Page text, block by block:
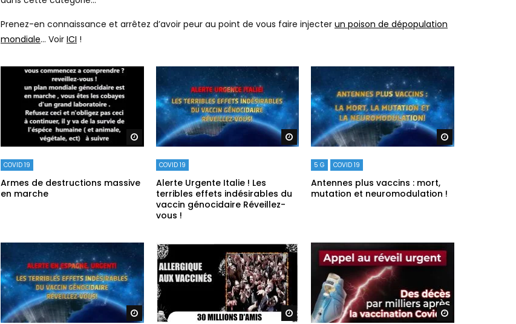
Prenez-en connaissance et arrêtez d’avoir peur au point de vous faire injecter un poison de dépopulation
mondiale… Voir ICI !
Regarder plus tard
COVID 19
Armes de destructions massive
en marche
Regarder plus tard
COVID 19
Alerte Urgente Italie ! Les
terribles effets indésirables du
vaccin génocidaire Réveillez-
vous !
5 G COVID 19
Antennes plus vaccins : mort,
mutation et neuromodulation !
Regarder plus tard Regarder plus tard